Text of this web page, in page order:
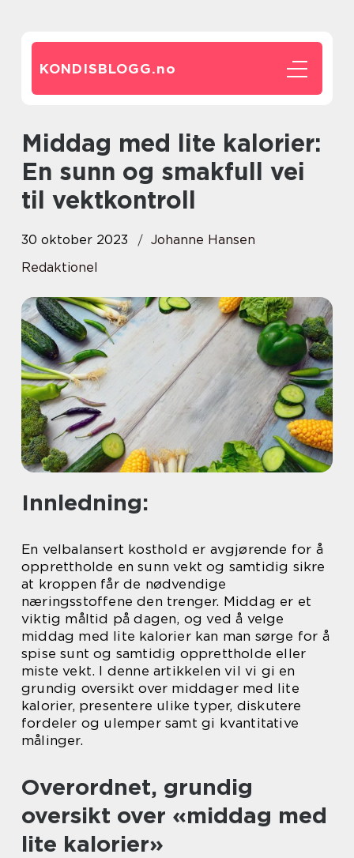
KONDISBLOGG.no
Middag med lite kalorier:
En sunn og smakfull vei
til vektkontroll
30 oktober 2023
Johanne Hansen
Redaktionel
Innledning:
En velbalansert kosthold er avgjørende for å
opprettholde en sunn vekt og samtidig sikre
at kroppen får de nødvendige
næringsstoffene den trenger. Middag er et
viktig måltid på dagen, og ved å velge
middag med lite kalorier kan man sørge for å
spise sunt og samtidig opprettholde eller
miste vekt. I denne artikkelen vil vi gi en
grundig oversikt over middager med lite
kalorier, presentere ulike typer, diskutere
fordeler og ulemper samt gi kvantitative
målinger.
Overordnet, grundig
oversikt over «middag med
lite kalorier»